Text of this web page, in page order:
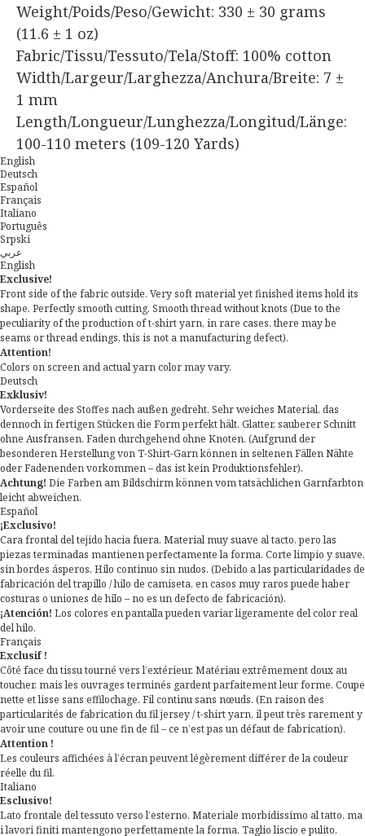
Weight/Poids/Peso/Gewicht: 330 ± 30 grams
(11.6 ± 1 oz)
Fabric/Tissu/Tessuto/Tela/Stoff: 100% cotton
Width/Largeur/Larghezza/Anchura/Breite: 7 ±
1 mm
Length/Longueur/Lunghezza/Longitud/Länge:
100-110 meters (109-120 Yards)
English
Deutsch
Español
Français
Italiano
Português
Srpski
عربي
English
Exclusive!
Front side of the fabric outside. Very soft material yet finished items hold its
shape. Perfectly smooth cutting. Smooth thread without knots (Due to the
peculiarity of the production of t-shirt yarn, in rare cases, there may be
seams or thread endings, this is not a manufacturing defect).
Attention!
Colors on screen and actual yarn color may vary.
Deutsch
Exklusiv!
Vorderseite des Stoffes nach außen gedreht. Sehr weiches Material, das
dennoch in fertigen Stücken die Form perfekt hält. Glatter, sauberer Schnitt
ohne Ausfransen. Faden durchgehend ohne Knoten. (Aufgrund der
besonderen Herstellung von T-Shirt-Garn können in seltenen Fällen Nähte
oder Fadenenden vorkommen – das ist kein Produktionsfehler).
Achtung! Die Farben am Bildschirm können vom tatsächlichen Garnfarbton
leicht abweichen.
Español
¡Exclusivo!
Cara frontal del tejido hacia fuera. Material muy suave al tacto, pero las
piezas terminadas mantienen perfectamente la forma. Corte limpio y suave,
sin bordes ásperos. Hilo continuo sin nudos. (Debido a las particularidades de
fabricación del trapillo / hilo de camiseta, en casos muy raros puede haber
costuras o uniones de hilo – no es un defecto de fabricación).
¡Atención! Los colores en pantalla pueden variar ligeramente del color real
del hilo.
Français
Exclusif !
Côté face du tissu tourné vers l’extérieur. Matériau extrêmement doux au
toucher, mais les ouvrages terminés gardent parfaitement leur forme. Coupe
nette et lisse sans effilochage. Fil continu sans nœuds. (En raison des
particularités de fabrication du fil jersey / t-shirt yarn, il peut très rarement y
avoir une couture ou une fin de fil – ce n’est pas un défaut de fabrication).
Attention !
Les couleurs affichées à l’écran peuvent légèrement différer de la couleur
réelle du fil.
Italiano
Esclusivo!
Lato frontale del tessuto verso l’esterno. Materiale morbidissimo al tatto, ma
i lavori finiti mantengono perfettamente la forma. Taglio liscio e pulito,